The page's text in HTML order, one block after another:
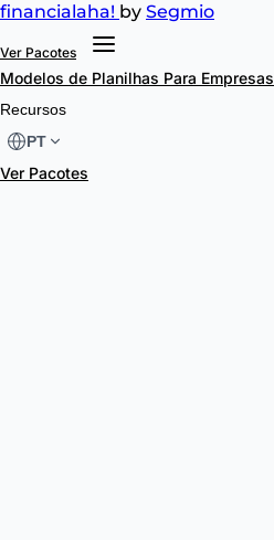
financialaha! by Segmio
Ver Pacotes
Modelos de Planilhas Para Empresas
Recursos
PT
Ver Pacotes